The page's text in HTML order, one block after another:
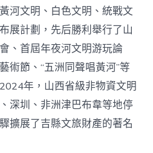
文明、白色文明、統戰文
展計劃，先后勝利舉行了山
、首屆年夜河文明游玩論
術節、“五洲同聲唱黃河”等
年，山西省級非物資文明
深圳、非洲津巴布韋等地停
擴展了吉縣文旅財產的著名